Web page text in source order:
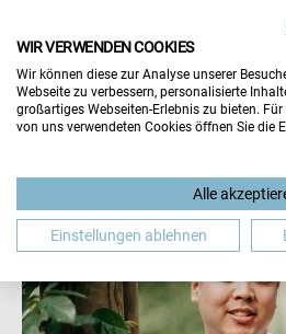
WIR VERWENDEN COOKIES
Wir können diese zur Analyse unserer
Webseite zu verbessern, personalisierte
großartiges Webseiten-Erlebnis zu bieten.
von uns verwendeten Cookies öffnen Sie die
Alle
Einstellungen ablehnen